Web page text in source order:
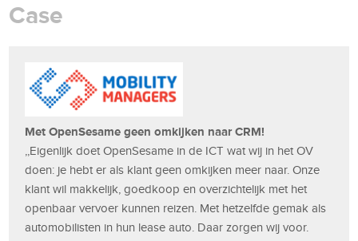
Case
Met OpenSesame geen omkijken naar CRM!
,,Eigenlijk doet OpenSesame in de ICT wat wij in het OV
doen: je hebt er als klant geen omkijken meer naar. Onze
klant wil makkelijk, goedkoop en overzichtelijk met het
openbaar vervoer kunnen reizen. Met hetzelfde gemak als
automobilisten in hun lease auto. Daar zorgen wij voor.